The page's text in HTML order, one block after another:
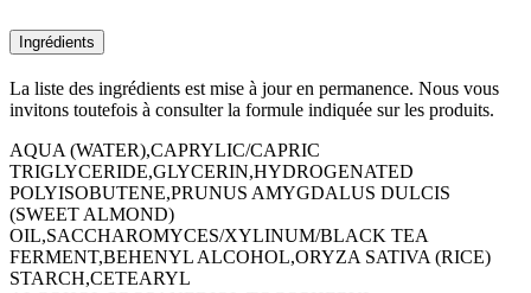
Ingrédients
La liste des ingrédients est mise à jour en permanence. Nous vous
invitons toutefois à consulter la formule indiquée sur les produits.
AQUA (WATER),CAPRYLIC/CAPRIC
TRIGLYCERIDE,GLYCERIN,HYDROGENATED
POLYISOBUTENE,PRUNUS AMYGDALUS DULCIS
(SWEET ALMOND)
OIL,SACCHAROMYCES/XYLINUM/BLACK TEA
FERMENT,BEHENYL ALCOHOL,ORYZA SATIVA (RICE)
STARCH,CETEARYL